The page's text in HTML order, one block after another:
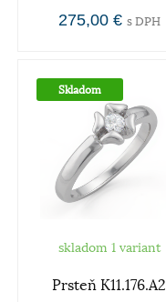
275,00 € s DPH
Skladom
skladom 1 variant
Prsteň K11.176.A2